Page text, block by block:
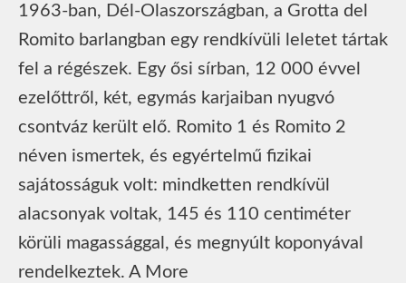
1963-ban, Dél-Olaszországban, a Grotta del
Romito barlangban egy rendkívüli leletet tártak
fel a régészek. Egy ősi sírban, 12 000 évvel
ezelőttről, két, egymás karjaiban nyugvó
csontváz került elő. Romito 1 és Romito 2
néven ismertek, és egyértelmű fizikai
sajátosságuk volt: mindketten rendkívül
alacsonyak voltak, 145 és 110 centiméter
körüli magassággal, és megnyúlt koponyával
rendelkeztek. A More